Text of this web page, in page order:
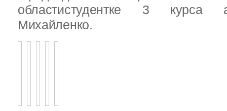
областистудентке 3 курса
Михайленко.